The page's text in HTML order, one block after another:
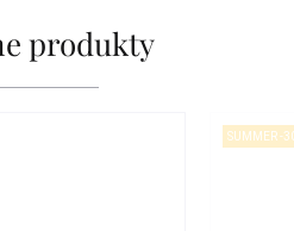
produkty
SUMMER -